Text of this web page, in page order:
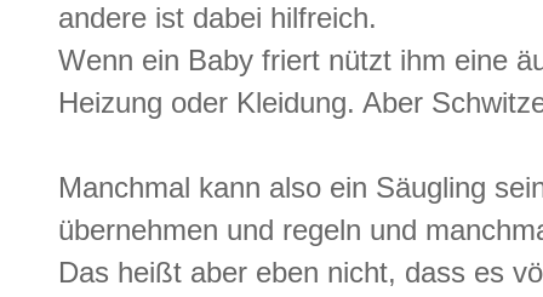
andere ist dabei hilfreich.
Wenn ein Baby friert nützt ihm eine
Heizung oder Kleidung. Aber
Manchmal kann also ein Säugling
übernehmen und regeln und
Das heißt aber eben nicht, dass es